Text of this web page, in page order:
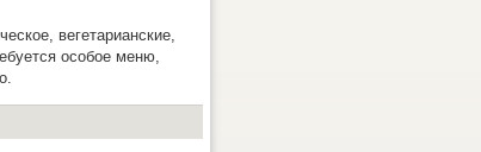
вегетарианские,
особое меню,